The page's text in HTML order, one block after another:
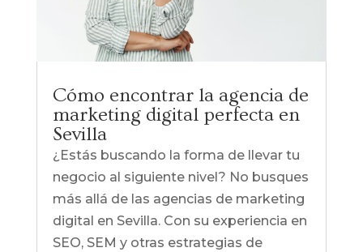
Cómo encontrar la agencia de
marketing digital perfecta en
Sevilla
¿Estás buscando la forma de llevar tu
negocio al siguiente nivel? No busques
más allá de las agencias de marketing
digital en Sevilla. Con su experiencia en
SEO, SEM y otras estrategias de